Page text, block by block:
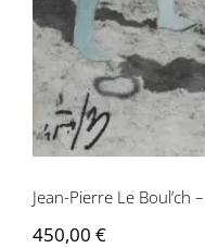
Jean-Pierre Le Boul’ch
450,00 €